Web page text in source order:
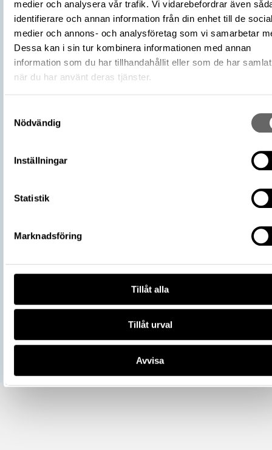
medier och analysera vår trafik. Vi vidarebefordrar även
identifierare och annan information från din enhet till de
medier och annons- och analysföretag som vi samarbetar
Dessa kan i sin tur kombinera informationen med annan
information som du har tillhandahållit eller som de har
när du har använt deras tjänster.
Nödvändig
Inställningar
Statistik
Marknadsföring
Tillåt alla
Tillåt urval
Avvisa
1939 cirka
Tidigare ägare
Sibylla av Sachsen-Coburg-Gotha
Sibylla av Sachsen-Coburg-Gotha
Fysiska egenskaper
Färg: Vit
Färg: gråvit
URI
https://samlingar.shm.se/object/
72F6-4355-B973-8F6868030362
Kopiera URI
All textinformation (metadata) på denna sida är fri att använda